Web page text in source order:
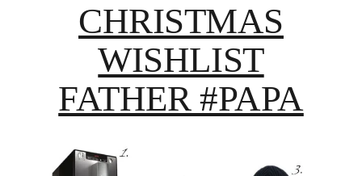
CHRISTMAS
WISHLIST
FATHER #PAPA